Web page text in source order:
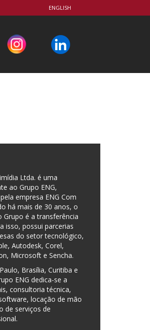
ENGLISH
Ltda. é uma
ao Grupo ENG,
empresa ENG Com
há mais de 30 anos, o
é a transferência
isso, possui parcerias
do setor tecnológico,
Autodesk, Corel,
Microsoft e Sencha.
Brasília, Curitiba e
ENG dedica-se a
consultoria técnica,
locação de mão
de serviços de